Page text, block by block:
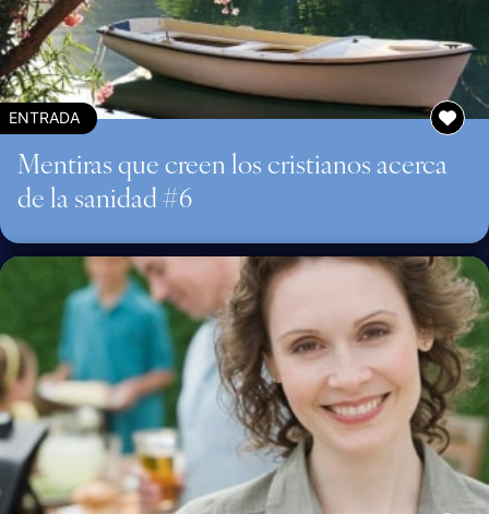
ENTRADA
Mentiras que creen los cristianos acerca
de la sanidad #6